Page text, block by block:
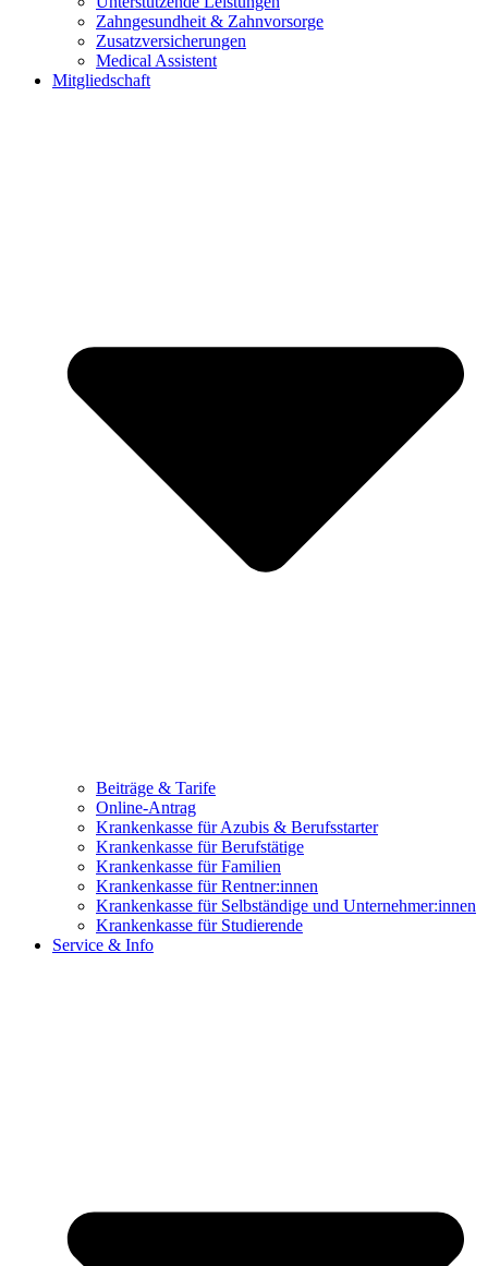
Zahngesundheit & Zahnvorsorge
Zusatzversicherungen
Medical Assistent
Mitgliedschaft
Beiträge & Tarife
Online-Antrag
Krankenkasse für Azubis & Berufsstarter
Krankenkasse für Berufstätige
Krankenkasse für Familien
Krankenkasse für Rentner:innen
Krankenkasse für Selbständige und Unternehmer:innen
Krankenkasse für Studierende
Service & Info